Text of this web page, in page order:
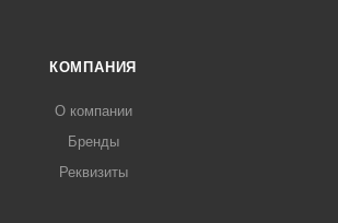
КОМПАНИЯ
О компании
Бренды
Реквизиты